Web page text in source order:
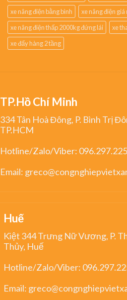
xe nâng điện bằng bình
xe nâng điện giá
xe nâng điện thấp 2000kg đứng lái
xe
xe đẩy hàng 2 tầng
TP.Hồ Chí Minh
334 Tân Hoà Đông, P. Bình Trị
TP.HCM
Hotline/Zalo/Viber:
Email:
Huế
Kiệt 344 Trưng Nữ Vương, P.
Thủy, Huế
Hotline/Zalo/Viber:
Email: